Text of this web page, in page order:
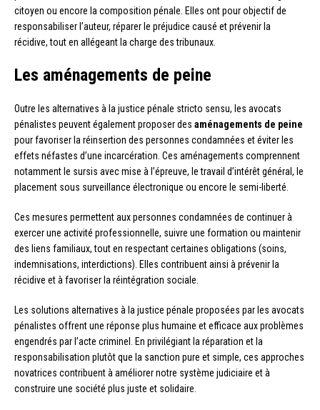
citoyen ou encore la composition pénale. Elles ont pour objectif de
responsabiliser l’auteur, réparer le préjudice causé et prévenir la
récidive, tout en allégeant la charge des tribunaux.
Les aménagements de peine
Outre les alternatives à la justice pénale stricto sensu, les avocats
pénalistes peuvent également proposer des aménagements de peine
pour favoriser la réinsertion des personnes condamnées et éviter les
effets néfastes d’une incarcération. Ces aménagements comprennent
notamment le sursis avec mise à l’épreuve, le travail d’intérêt général, le
placement sous surveillance électronique ou encore le semi-liberté.
Ces mesures permettent aux personnes condamnées de continuer à
exercer une activité professionnelle, suivre une formation ou maintenir
des liens familiaux, tout en respectant certaines obligations (soins,
indemnisations, interdictions). Elles contribuent ainsi à prévenir la
récidive et à favoriser la réintégration sociale.
Les solutions alternatives à la justice pénale proposées par les avocats
pénalistes offrent une réponse plus humaine et efficace aux problèmes
engendrés par l’acte criminel. En privilégiant la réparation et la
responsabilisation plutôt que la sanction pure et simple, ces approches
novatrices contribuent à améliorer notre système judiciaire et à
construire une société plus juste et solidaire.